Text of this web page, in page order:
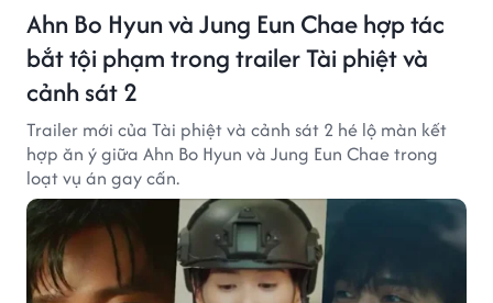
Ahn Bo Hyun và Jung Eun Chae hợp tác
bắt tội phạm trong trailer Tài phiệt và
cảnh sát 2
Trailer mới của Tài phiệt và cảnh sát 2 hé lộ màn kết
hợp ăn ý giữa Ahn Bo Hyun và Jung Eun Chae trong
loạt vụ án gay cấn.